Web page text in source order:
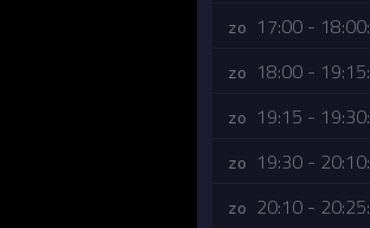
zo 17:00 - 18:00:
zo 18:00 - 19:15:
zo 19:15 - 19:30:
zo 19:30 - 20:10:
zo 20:10 - 20:25: